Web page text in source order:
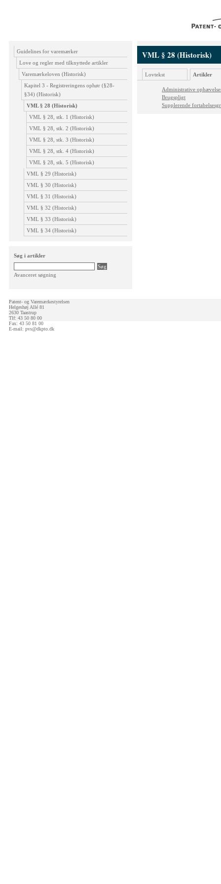
Guidelines for varemærker
Love og regler med tilknyttede artikler
Varemærkeloven (Historisk)
Kapitel 3 - Registreringens ophør (§28-
§34) (Historisk)
VML § 28 (Historisk)
VML § 28, stk. 1 (Historisk)
VML § 28, stk. 2 (Historisk)
VML § 28, stk. 3 (Historisk)
VML § 28, stk. 4 (Historisk)
VML § 28, stk. 5 (Historisk)
VML § 29 (Historisk)
VML § 30 (Historisk)
VML § 31 (Historisk)
VML § 32 (Historisk)
VML § 33 (Historisk)
VML § 34 (Historisk)
Søg i artikler
Avanceret søgning
VML § 28 (Historisk)
Lovtekst Artikler
Administrative
Brugspligt
Supplerende
Patent- og Varemærkestyrelsen
Helgeshøj Allé 81
2630 Taastrup
Tlf: 43 50 80 00
Fax: 43 50 81 00
E-mail: pvs@dkpto.dk